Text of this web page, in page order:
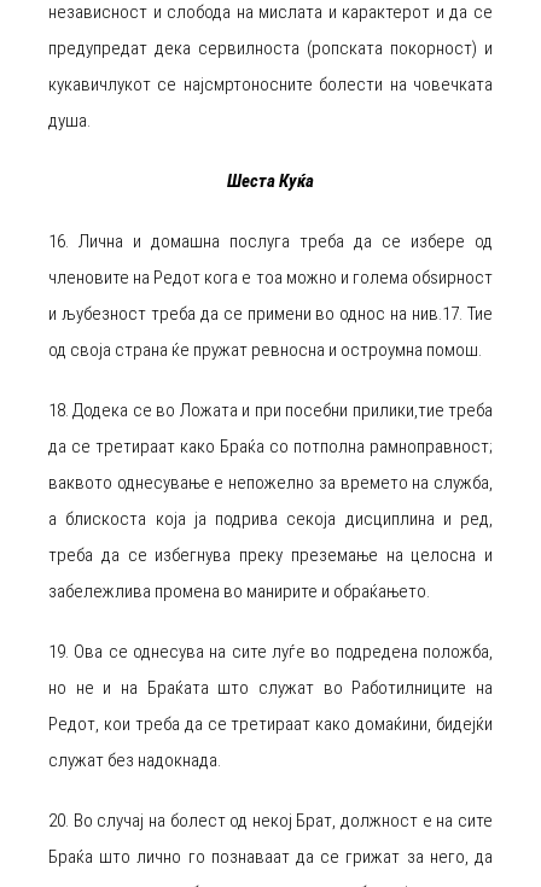
независност и слобода на мислата и карактерот и да се
предупредат дека сервилноста (ропската покорност) и
кукавичлукот се најсмртоносните болести на човечката
душа.
Шеста Куќа
16. Лична и домашна послуга треба да се избере од
членовите на Редот кога е тоа можно и голема обѕирност
и љубезност треба да се примени во однос на нив.17. Тие
од своја страна ќе пружат ревносна и остроумна помош.
18. Додека се во Ложата и при посебни прилики,тие треба
да се третираат како Браќа со потполна рамноправност;
ваквото однесување е непожелно за времето на служба,
а блискоста која ја подрива секоја дисциплина и ред,
треба да се избегнува преку преземање на целосна и
забележлива промена во манирите и обраќањето.
19. Ова се однесува на сите луѓе во подредена положба,
но не и на Браќата што служат во Работилниците на
Редот, кои треба да се третираат како домаќини, бидејќи
служат без надокнада.
20. Во случај на болест од некој Брат, должност е на сите
Браќа што лично го познаваат да се грижат за него, да